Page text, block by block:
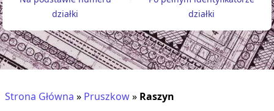
działki
działki
Strona Główna » Pruszkow» Raszyn